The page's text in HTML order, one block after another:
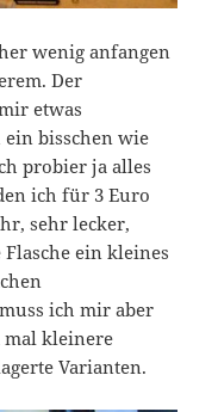
wenig anfangen
Der
etwas
ein bisschen wie
probier ja alles
ich für 3 Euro
sehr lecker,
ein kleines
ich mir aber
kleinere
Varianten.